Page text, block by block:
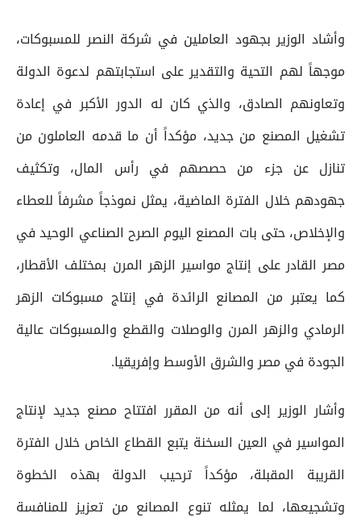
وأشاد الوزير بجهود العاملين في شركة النصر للمسبوكات،
موجهاً لهم التحية والتقدير على استجابتهم لدعوة الدولة
وتعاونهم الصادق، والذي كان له الدور الأكبر في إعادة
تشغيل المصنع من جديد، مؤكداً أن ما قدمه العاملون من
تنازل عن جزء من حصصهم في رأس المال، وتكثيف
جهودهم خلال الفترة الماضية، يمثل نموذجاً مشرفاً للعطاء
والإخلاص، حتى بات المصنع اليوم الصرح الصناعي الوحيد في
مصر القادر على إنتاج مواسير الزهر المرن بمختلف الأقطار،
كما يعتبر من المصانع الرائدة في إنتاج مسبوكات الزهر
الرمادي والزهر المرن والوصلات والقطع والمسبوكات عالية
الجودة في مصر والشرق الأوسط وإفريقيا.
وأشار الوزير إلى أنه من المقرر افتتاح مصنع جديد لإنتاج
المواسير في العين السخنة يتبع القطاع الخاص خلال الفترة
القريبة المقبلة، مؤكداً ترحيب الدولة بهذه الخطوة
وتشجيعها، لما يمثله تنوع المصانع من تعزيز للمنافسة